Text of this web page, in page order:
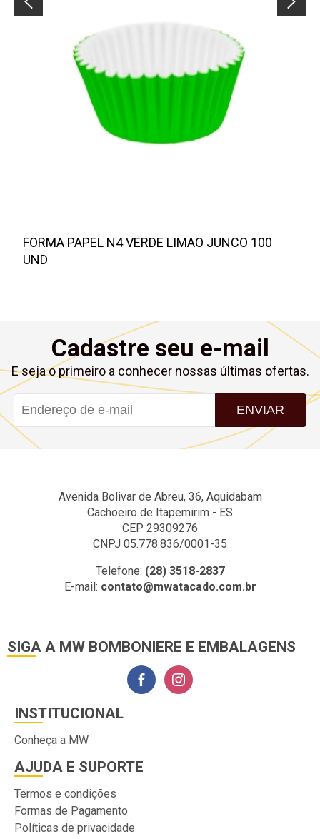
FORMA PAPEL N4 VERDE LIMAO JUNCO 100
UND
Cadastre seu e-mail
E seja o primeiro a conhecer nossas últimas ofertas.
ENVIAR
Avenida Bolivar de Abreu, 36, Aquidabam
Cachoeiro de Itapemirim - ES
CEP 29309276
CNPJ 05.778.836/0001-35
Telefone: (28) 3518-2837
E-mail: contato@mwatacado.com.br
SIGA A MW BOMBONIERE E EMBALAGENS
INSTITUCIONAL
Conheça a MW
AJUDA E SUPORTE
Termos e condições
Formas de Pagamento
Políticas de privacidade